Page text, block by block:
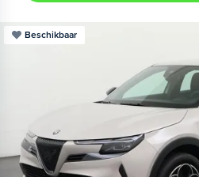
Beschikbaar